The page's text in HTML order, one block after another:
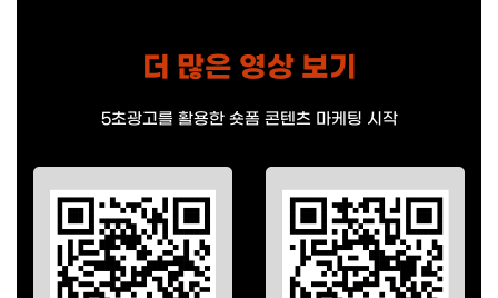
더 많은 영상 보기
5초광고를 활용한 숏폼 콘텐츠 마케팅 시작